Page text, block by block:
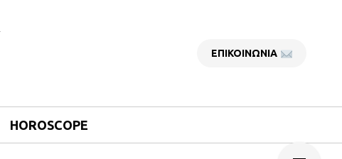
ΕΠΙΚΟΙΝΩΝΙΑ
HOROSCOPE